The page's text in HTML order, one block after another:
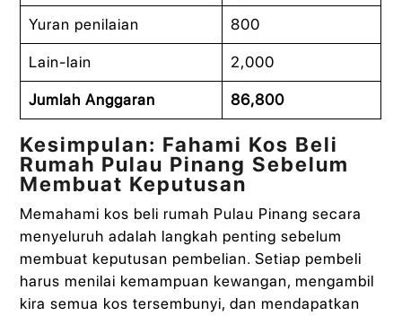
Yuran penilaian 800
Lain-lain 2,000
Jumlah Anggaran 86,800
Kesimpulan: Fahami Kos Beli
Rumah Pulau Pinang Sebelum
Membuat Keputusan
Memahami kos beli rumah Pulau Pinang secara
menyeluruh adalah langkah penting sebelum
membuat keputusan pembelian. Setiap pembeli
harus menilai kemampuan kewangan, mengambil
kira semua kos tersembunyi, dan mendapatkan